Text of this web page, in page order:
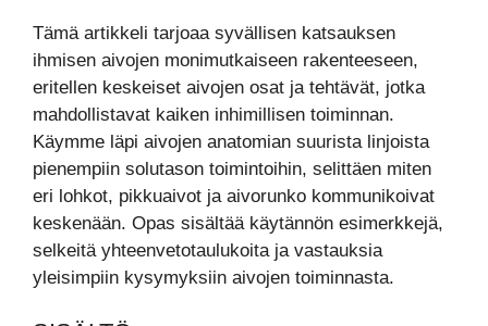
Tämä artikkeli tarjoaa syvällisen katsauksen
ihmisen aivojen monimutkaiseen rakenteeseen,
eritellen keskeiset aivojen osat ja tehtävät, jotka
mahdollistavat kaiken inhimillisen toiminnan.
Käymme läpi aivojen anatomian suurista linjoista
pienempiin solutason toimintoihin, selittäen miten
eri lohkot, pikkuaivot ja aivorunko kommunikoivat
keskenään. Opas sisältää käytännön esimerkkejä,
selkeitä yhteenvetotaulukoita ja vastauksia
yleisimpiin kysymyksiin aivojen toiminnasta.